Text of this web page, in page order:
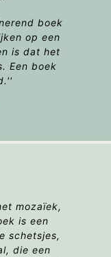
boek
op een
is dat het
Een boek
mozaïek,
is een
schetsjes,
die een